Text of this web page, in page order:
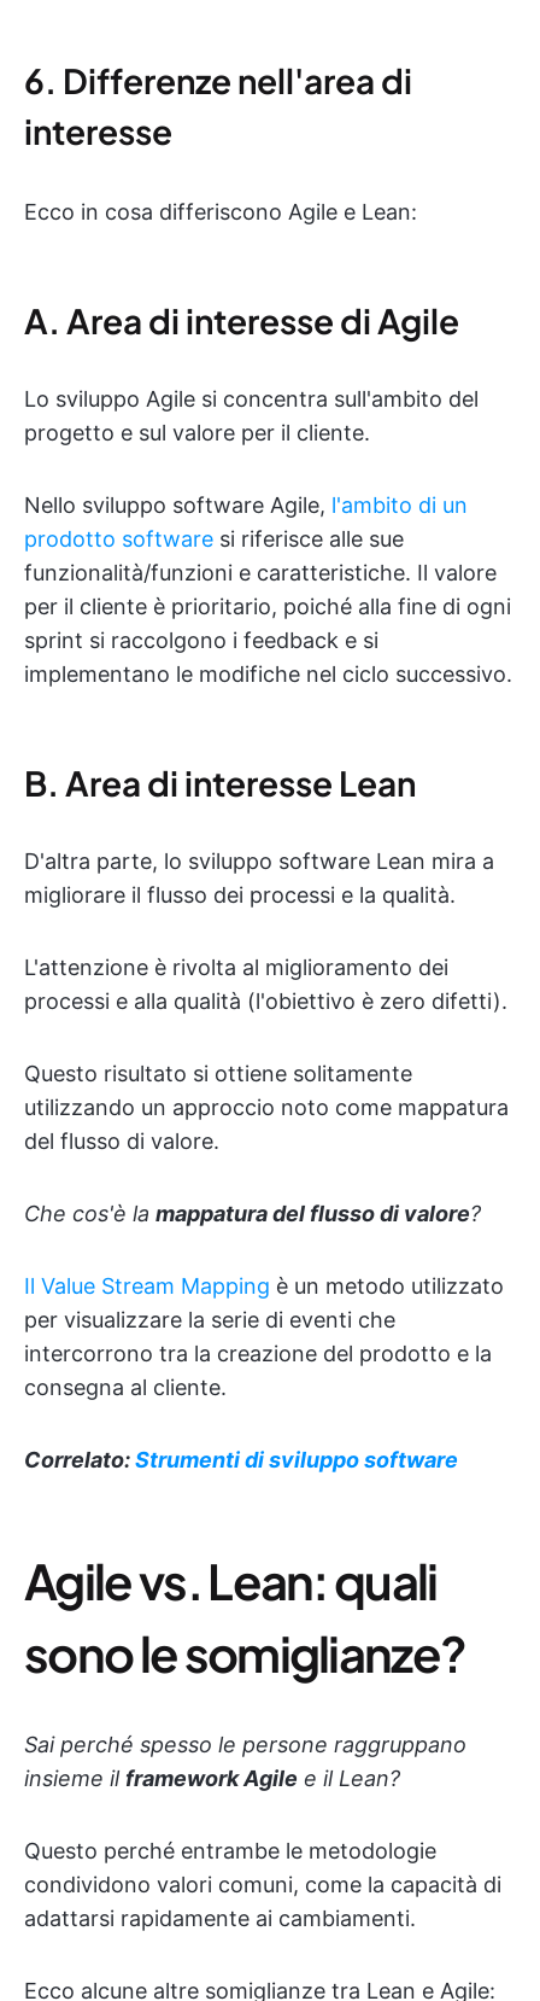
6. Differenze nell'area di
interesse
Ecco in cosa differiscono Agile e Lean:
A. Area di interesse di Agile
Lo sviluppo Agile si concentra sull'ambito del
progetto e sul valore per il cliente.
Nello sviluppo software Agile, l'ambito di un
prodotto software si riferisce alle sue
funzionalità/funzioni e caratteristiche. Il valore
per il cliente è prioritario, poiché alla fine di ogni
sprint si raccolgono i feedback e si
implementano le modifiche nel ciclo successivo.
B. Area di interesse Lean
D'altra parte, lo sviluppo software Lean mira a
migliorare il flusso dei processi e la qualità.
L'attenzione è rivolta al miglioramento dei
processi e alla qualità (l'obiettivo è zero difetti).
Questo risultato si ottiene solitamente
utilizzando un approccio noto come mappatura
del flusso di valore.
Che cos'è la mappatura del flusso di valore?
Il Value Stream Mapping è un metodo utilizzato
per visualizzare la serie di eventi che
intercorrono tra la creazione del prodotto e la
consegna al cliente.
Correlato:Strumenti di sviluppo software
Agile vs. Lean: quali
sono le somiglianze?
Sai perché spesso le persone raggruppano
insieme il framework Agile e il Lean?
Questo perché entrambe le metodologie
condividono valori comuni, come la capacità di
adattarsi rapidamente ai cambiamenti.
Ecco alcune altre somiglianze tra Lean e Agile: